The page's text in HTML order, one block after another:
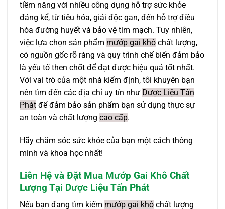
tiềm năng với nhiều công dụng hỗ trợ sức khỏe
đáng kể, từ tiêu hóa, giải độc gan, đến hỗ trợ điều
hòa đường huyết và bảo vệ tim mạch. Tuy nhiên,
việc lựa chọn sản phẩm mướp gai khô chất lượng,
có nguồn gốc rõ ràng và quy trình chế biến đảm bảo
là yếu tố then chốt để đạt được hiệu quả tốt nhất.
Với vai trò của một nhà kiểm định, tôi khuyên bạn
nên tìm đến các địa chỉ uy tín như Dược Liệu Tấn
Phát để đảm bảo sản phẩm bạn sử dụng thực sự
an toàn và chất lượng cao cấp.
Hãy chăm sóc sức khỏe của bạn một cách thông
minh và khoa học nhất!
Liên Hệ và Đặt Mua Mướp Gai Khô Chất
Lượng Tại Dược Liệu Tấn Phát
Nếu bạn đang tìm kiếm mướp gai khô chất lượng